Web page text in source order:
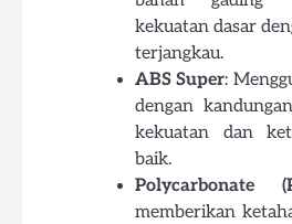
kekuatan dasar
terjangkau.
ABS Super:
dengan
kekuatan dan
baik.
Polycarbonate
memberikan